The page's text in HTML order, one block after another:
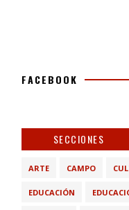
FACEBOOK
SECCIONES
ARTE CAMPO
EDUCACIÓN